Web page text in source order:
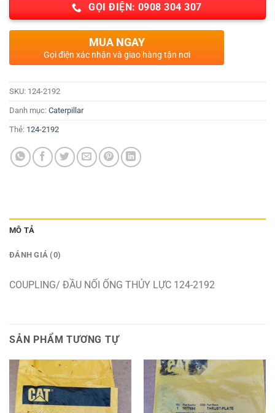
GỌI ĐIỆN: 0908 304 307
MUA NGAY
Gọi điện xác nhận và giao hàng tận nơi
SKU: 124-2192
Danh mục: Caterpillar
Thẻ: 124-2192
MÔ TẢ
ĐÁNH GIÁ (0)
COUPLING/ ĐẦU NỐI ỐNG THỦY LỰC 124-2192
SẢN PHẨM TƯƠNG TỰ